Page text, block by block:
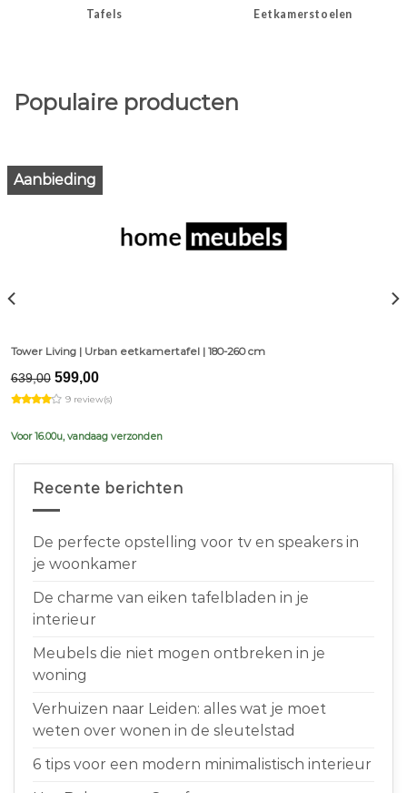
Tafels Eetkamerstoelen
Populaire producten
Aanbieding
Tower Living | Urban eetkamertafel | 180-260 cm
639,00 Original
price
was:
599,00Current
is:
9 review(s)
Voor 16.00u, vandaag verzonden
Recente berichten
De perfecte opstelling voor tv en speakers in
je woonkamer
De charme van eiken tafelbladen in je
interieur
Meubels die niet mogen ontbreken in je
woning
Verhuizen naar Leiden: alles wat je moet
weten over wonen in de sleutelstad
6 tips voor een modern minimalistisch interieur